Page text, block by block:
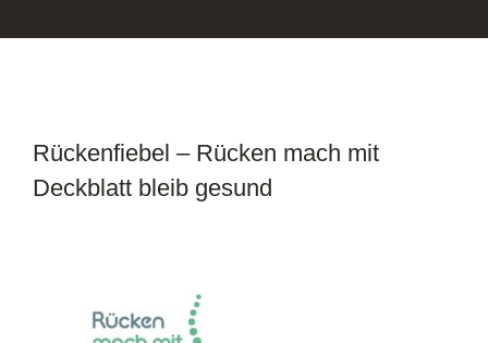
Rückenfiebel – Rücken mach mit
Deckblatt bleib gesund